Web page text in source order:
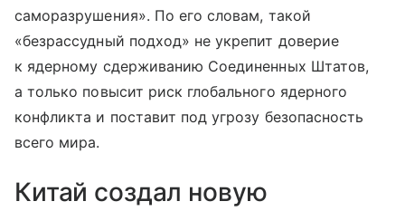
саморазрушения». По его словам, такой
«безрассудный подход» не укрепит доверие
к ядерному сдерживанию Соединенных Штатов,
а только повысит риск глобального ядерного
конфликта и поставит под угрозу безопасность
всего мира.
Китай создал новую